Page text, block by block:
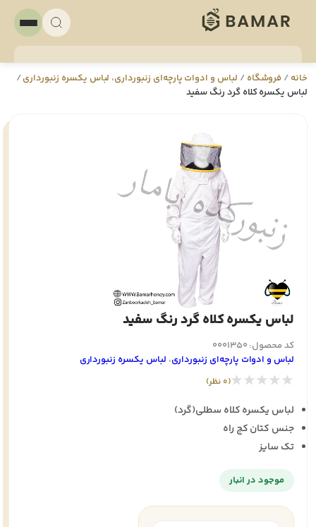
خانه/ فروشگاه/ لباس و ادوات پارچه‌ای زنبورداری، لباس یکسره زنبورداری/
لباس یکسره کلاه گرد رنگ سفید
لباس یکسره کلاه گرد رنگ سفید
کد محصول: 0001350
لباس و ادوات پارچه‌ای زنبورداری، لباس یکسره زنبورداری
★★★★★(0 نظر)
لباس یکسره کلاه سطلی(گرد)
جنس کتان کج راه
تک سایز
موجود در انبار